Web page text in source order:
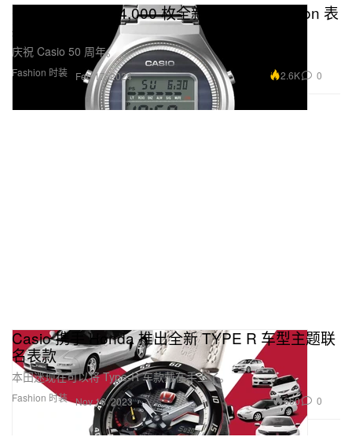
Fashion 时装
Casio 推出限量 4,000 枚全新复刻版 Casiotron 表
款
庆祝 Casio 50 周年。
Feb 17, 2024 2.6K 0
Fashion 时装
Casio 携手 Honda 推出全新 TYPE R 车型主题联
名表款
本田迷现在可以将 Type-R 车款戴在手上了。
Nov 16, 2023 660 0